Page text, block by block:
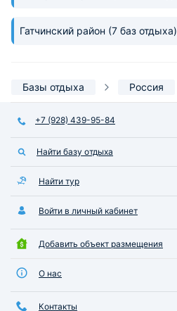
Гатчинский район (7 баз отдыха)
Базы отдыха Россия
+7 (928) 439-95-84
Найти базу отдыха
Найти тур
Войти в личный кабинет
Добавить объект размещения
О нас
Контакты